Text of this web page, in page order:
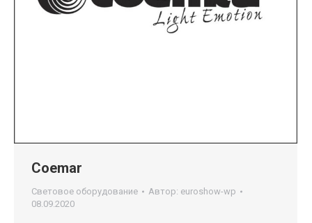
Coemar
Световое оборудование Автор: euroshow-wp
08.09.2020